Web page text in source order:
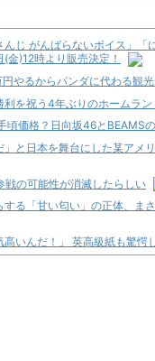
んじ がんばらないボイス」
)12時より販売決定！
やるからパンダに代わる観光
を祝う4年ぶりのホームラン
頃価格？日向坂46とBEAMS
」と日本を舞台にした某ア
戦の可能性が消滅したらしい
する「甘い匂い」の正体、
いんだ！」 英高級紙も驚愕